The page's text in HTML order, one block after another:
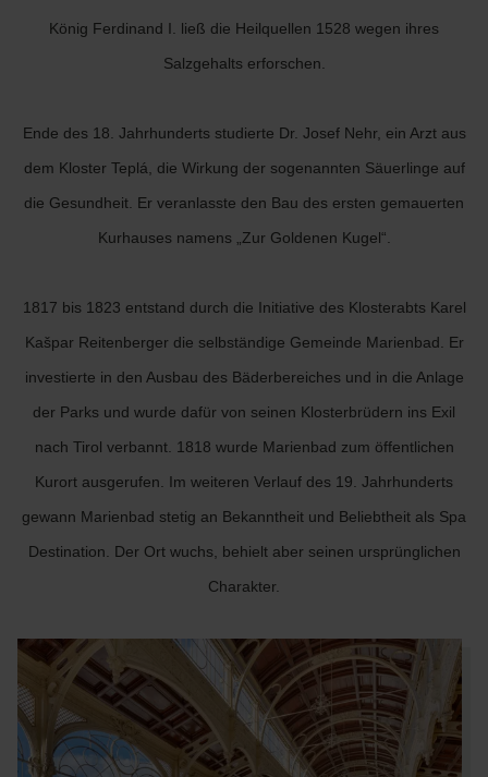
König Ferdinand I. ließ die Heilquellen 1528 wegen ihres
Salzgehalts erforschen.
Ende des 18. Jahrhunderts studierte Dr. Josef Nehr, ein Arzt aus
dem Kloster Teplá, die Wirkung der sogenannten Säuerlinge auf
die Gesundheit. Er veranlasste den Bau des ersten gemauerten
Kurhauses namens „Zur Goldenen Kugel“.
1817 bis 1823 entstand durch die Initiative des Klosterabts Karel
Kašpar Reitenberger die selbständige Gemeinde Marienbad. Er
investierte in den Ausbau des Bäderbereiches und in die Anlage
der Parks und wurde dafür von seinen Klosterbrüdern ins Exil
nach Tirol verbannt. 1818 wurde Marienbad zum öffentlichen
Kurort ausgerufen. Im weiteren Verlauf des 19. Jahrhunderts
gewann Marienbad stetig an Bekanntheit und Beliebtheit als Spa
Destination. Der Ort wuchs, behielt aber seinen ursprünglichen
Charakter.